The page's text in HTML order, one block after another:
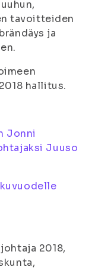
tavoitteiden
ja
hallitus.
Jonni
Juuso
2018,